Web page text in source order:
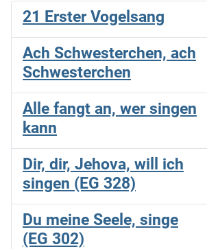
21 Erster Vogelsang
Ach Schwesterchen, ach
Schwesterchen
Alle fangt an, wer singen
kann
Dir, dir, Jehova, will ich
singen (EG 328)
Du meine Seele, singe
(EG 302)